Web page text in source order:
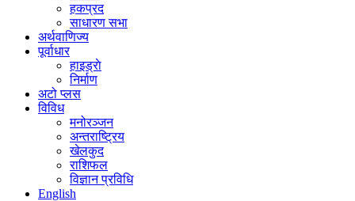
हकप्रद
साधारण सभा
अर्थवाणिज्य
पूर्वाधार
हाइड्राे
निर्माण
अटो प्लस
विविध
मनोरञ्जन
अन्तराष्ट्रिय
खेलकुद
राशिफल
विज्ञान प्रविधि
English